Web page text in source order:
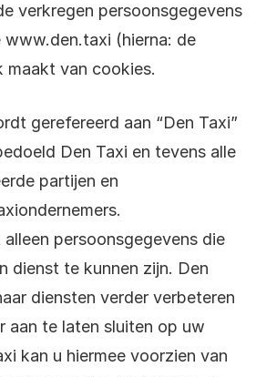
verkregen persoonsgegevens
www.den.taxi (hierna: de
maakt van cookies.
gerefereerd aan “Den Taxi”
Den Taxi en tevens alle
partijen en
persoonsgegevens die
dienst te kunnen zijn. Den
diensten verder verbeteren
aan te laten sluiten op uw
kan u hiermee voorzien van